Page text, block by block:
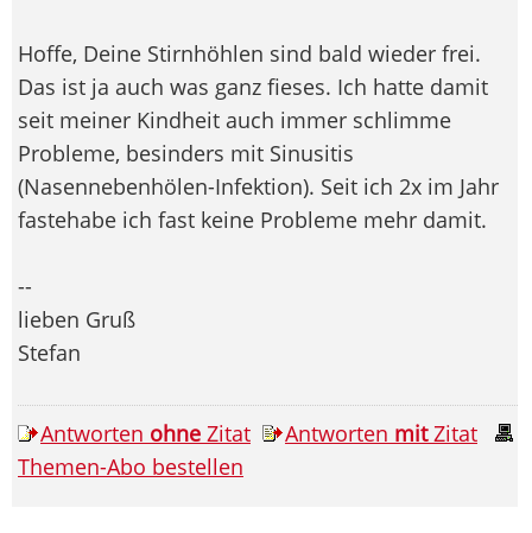
Hoffe, Deine Stirnhöhlen sind bald wieder frei.
Das ist ja auch was ganz fieses. Ich hatte damit
seit meiner Kindheit auch immer schlimme
Probleme, besinders mit Sinusitis
(Nasennebenhölen-Infektion). Seit ich 2x im Jahr
fastehabe ich fast keine Probleme mehr damit.
--
lieben Gruß
Stefan
Antworten ohne Zitat Antworten mitZitat
Themen-Abo bestellen